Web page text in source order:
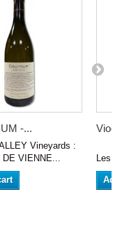
-...
Vineyards :
VIENNE...
Les